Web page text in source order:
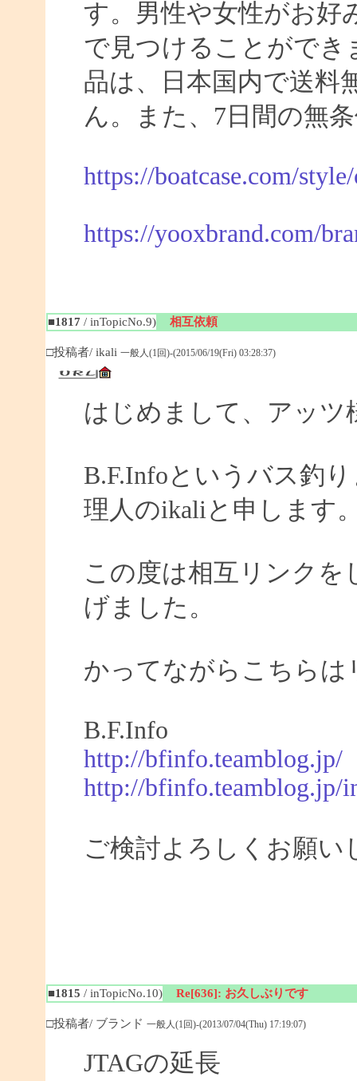
す。男性や女性がお好
で見つけることができ
品は、日本国内で送料
ん。また、7日間の無
https://boatcase.com/
https://yooxbrand.com/
■1817 / inTopicNo.9) 相互依頼
□投稿者/ ikali 一般人(1回)-(2015/06/19(Fri) 03:28:37)
はじめまして、アッツ
B.F.Infoというバス釣
理人のikaliと申します
この度は相互リンクを
げました。
かってながらこちら
B.F.Info
http://bfinfo.teamblog.jp/
http://bfinfo.teamblog.jp/
ご検討よろしくお願い
■1815 / inTopicNo.10) Re[636]: お久しぶりです
□投稿者/ ブランド 一般人(1回)-(2013/07/04(Thu) 17:19:07)
JTAGの延長